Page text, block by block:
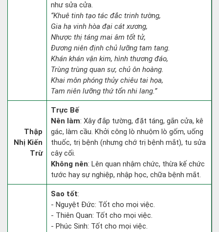
như sửa cửa.
“Khuê tinh tạo tác đắc trinh tường,
Gia hạ vinh hòa đại cát xương,
Nhược thị táng mai âm tốt tử,
Đương niên định chủ lưỡng tam tang.
Khán khán vận kim, hình thương đáo,
Trùng trùng quan sự, chủ ôn hoàng.
Khai môn phóng thủy chiêu tai họa,
Tam niên lưỡng thứ tổn nhi lang.”
Thập
Nhị Kiến
Trừ
Trực Bế
Nên làm: Xây đắp tường, đặt táng, gắn cửa, kê
gác, làm cầu. Khởi công lò nhuộm lò gốm, uống
thuốc, trị bệnh (nhưng chớ trị bệnh mắt), tu sửa
cây cối.
Không nên: Lên quan nhậm chức, thừa kế chức
tước hay sự nghiệp, nhập học, chữa bệnh mắt.
Sao tốt:
- Nguyệt Đức: Tốt cho mọi việc.
- Thiên Quan: Tốt cho mọi việc.
- Phúc Sinh: Tốt cho mọi việc.